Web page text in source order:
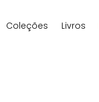
Coleções Livros